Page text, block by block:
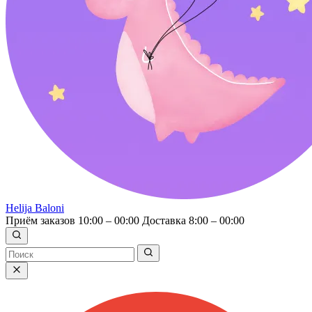
Helija Baloni
Приём заказов 10:00 – 00:00 Доставка 8:00 – 00:00